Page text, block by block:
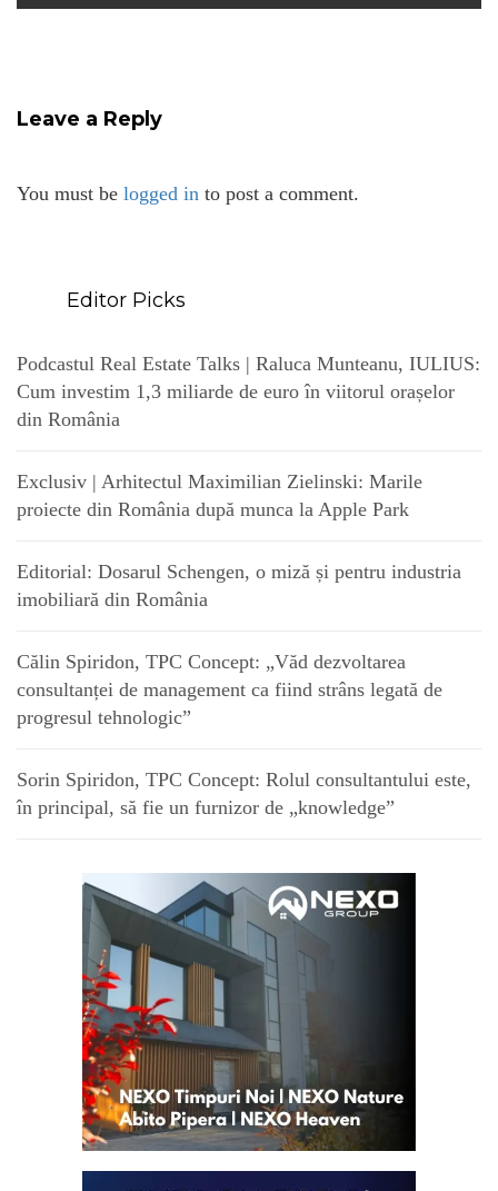
Leave a Reply
You must be logged in to post a comment.
Editor Picks
Podcastul Real Estate Talks | Raluca Munteanu, IULIUS:
Cum investim 1,3 miliarde de euro în viitorul orașelor
din România
Exclusiv | Arhitectul Maximilian Zielinski: Marile
proiecte din România după munca la Apple Park
Editorial: Dosarul Schengen, o miză și pentru industria
imobiliară din România
Călin Spiridon, TPC Concept: „Văd dezvoltarea
consultanței de management ca fiind strâns legată de
progresul tehnologic”
Sorin Spiridon, TPC Concept: Rolul consultantului este,
în principal, să fie un furnizor de „knowledge”